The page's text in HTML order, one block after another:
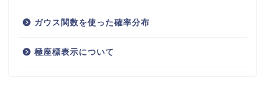
ガウス関数を使った確率分布
極座標表示について